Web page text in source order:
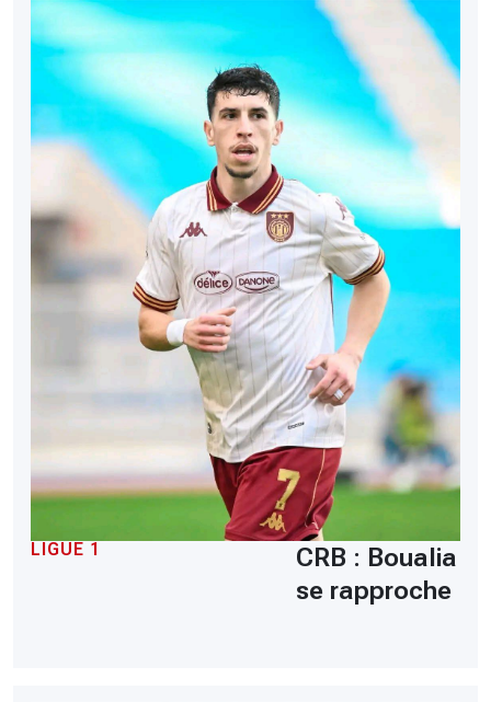
LIGUE 1
CRB : Boualia
se rapproche